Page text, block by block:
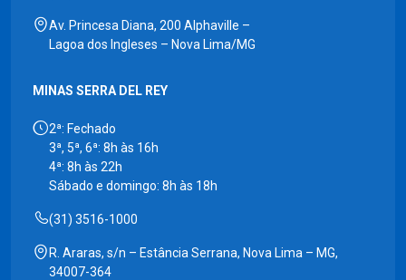
Av. Princesa Diana, 200 Alphaville –
Lagoa dos Ingleses – Nova Lima/MG
MINAS SERRA DEL REY
2ª: Fechado
3ª, 5ª, 6ª: 8h às 16h
4ª: 8h às 22h
Sábado e domingo: 8h às 18h
(31) 3516-1000
R. Araras, s/n – Estância Serrana, Nova Lima – MG,
34007-364